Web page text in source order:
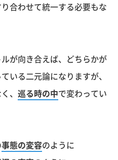
合わせて統一する必要もな
が向き合えば、どちらかが
いる二元論になりますが、
、 巡る時の中で変わってい
事態の変容のように